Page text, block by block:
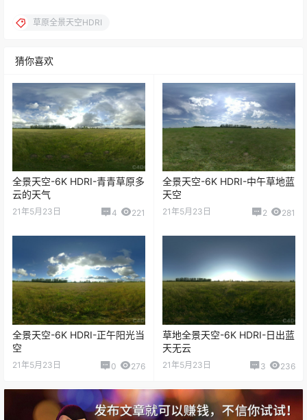
草原全景天空HDRI
猜你喜欢
全景天空-6K HDRI-青青草原多
云的天气
21年5月23日 4 221
全景天空-6K HDRI-中午草地蓝
天空
21年5月23日 2 281
全景天空-6K HDRI-正午阳光当
空
21年5月23日 0 276
草地全景天空-6K HDRI-日出蓝
天无云
21年5月23日 3 236